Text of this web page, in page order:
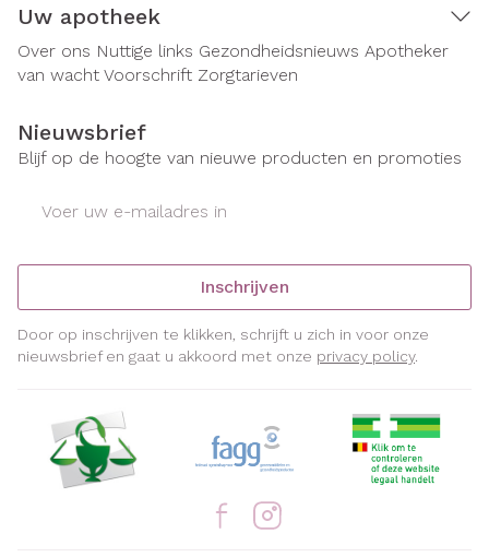
Uw apotheek
Over ons Nuttige links Gezondheidsnieuws Apotheker
van wacht Voorschrift Zorgtarieven
Nieuwsbrief
Blijf op de hoogte van nieuwe producten en promoties
Inschrijven
Door op inschrijven te klikken, schrijft u zich in voor onze
nieuwsbrief en gaat u akkoord met onze privacy policy.